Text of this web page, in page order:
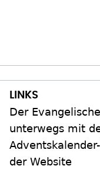
Der
unterwegs mit
der Website